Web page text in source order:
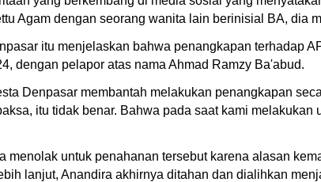
Agam dengan seorang wanita lain berinisial BA, dia
itu menjelaskan bahwa penangkapan terhadap
dengan pelapor atas nama Ahmad Ramzy Ba'abud.
Denpasar membantah melakukan penangkapan
itu tidak benar. Bahwa pada saat kami
menolak untuk penahanan tersebut karena alasan
lanjut, Anandira akhirnya ditahan dan dialihkan